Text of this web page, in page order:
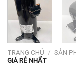
TRANG CHỦ / SẢN
GIÁ RẺ NHẤT